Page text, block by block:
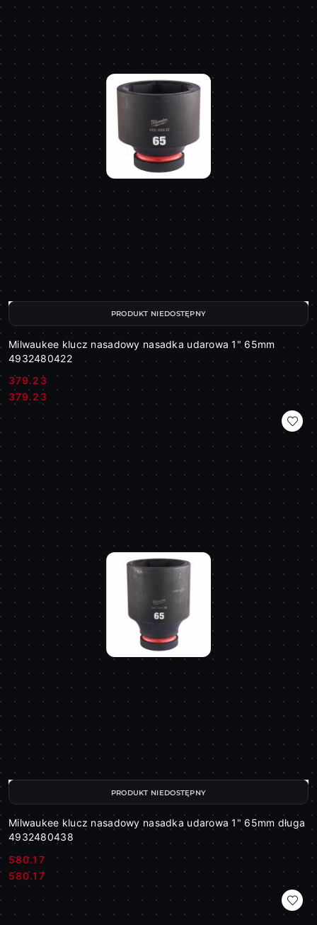
Milwaukee klucz nasadowy nasadka udarowa 1" 65mm
4932480422
Cena:
379.23
Cena:
379.23
PRODUKT NIEDOSTĘPNY
Milwaukee klucz nasadowy nasadka udarowa 1" 65mm długa
4932480438
Cena:
580.17
Cena:
580.17
PRODUKT NIEDOSTĘPNY